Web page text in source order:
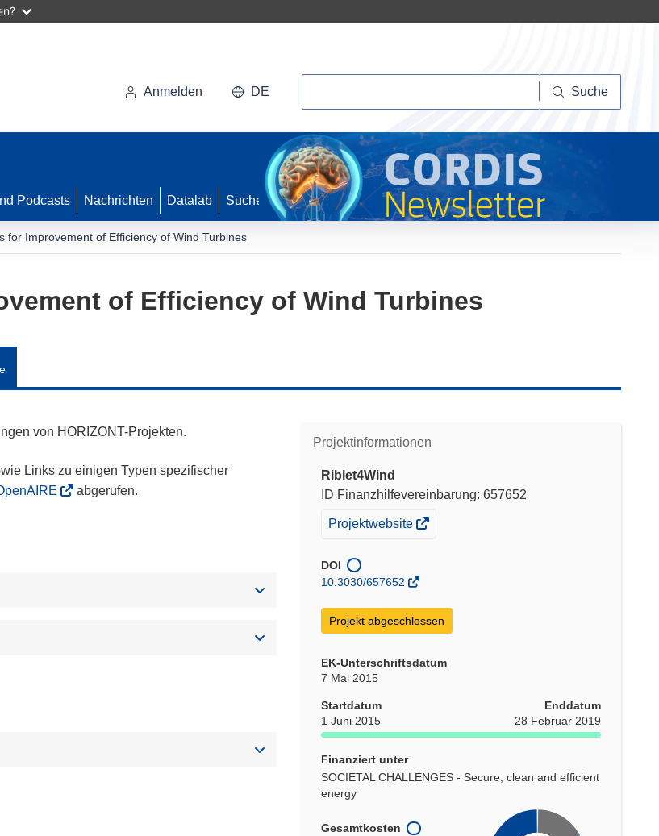
Anmelden DE Suche
Podcasts Nachrichten Datalab Suche
for Improvement of Efficiency of Wind Turbines
of Efficiency of Wind Turbines
Projektinformationen
Riblet4Wind
ID Finanzhilfevereinbarung: 657652
(öffnet
neuem
Fenster)
Projektwebsite
DOI
10.3030/657652
Projekt abgeschlossen
EK-Unterschriftsdatum
7 Mai 2015
Startdatum
1 Juni 2015
Enddatum
28 Februar 2019
Finanziert unter
SOCIETAL CHALLENGES - Secure, clean and efficient
energy
Gesamtkosten
von HORIZONT-Projekten.
Links zu einigen Typen spezifischer
abgerufen.